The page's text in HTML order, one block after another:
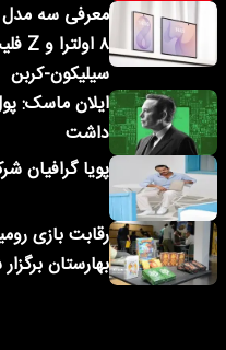
سیلیکون-کربن
داشت
پویا گرافیان
رقابت بازی
بهارستان